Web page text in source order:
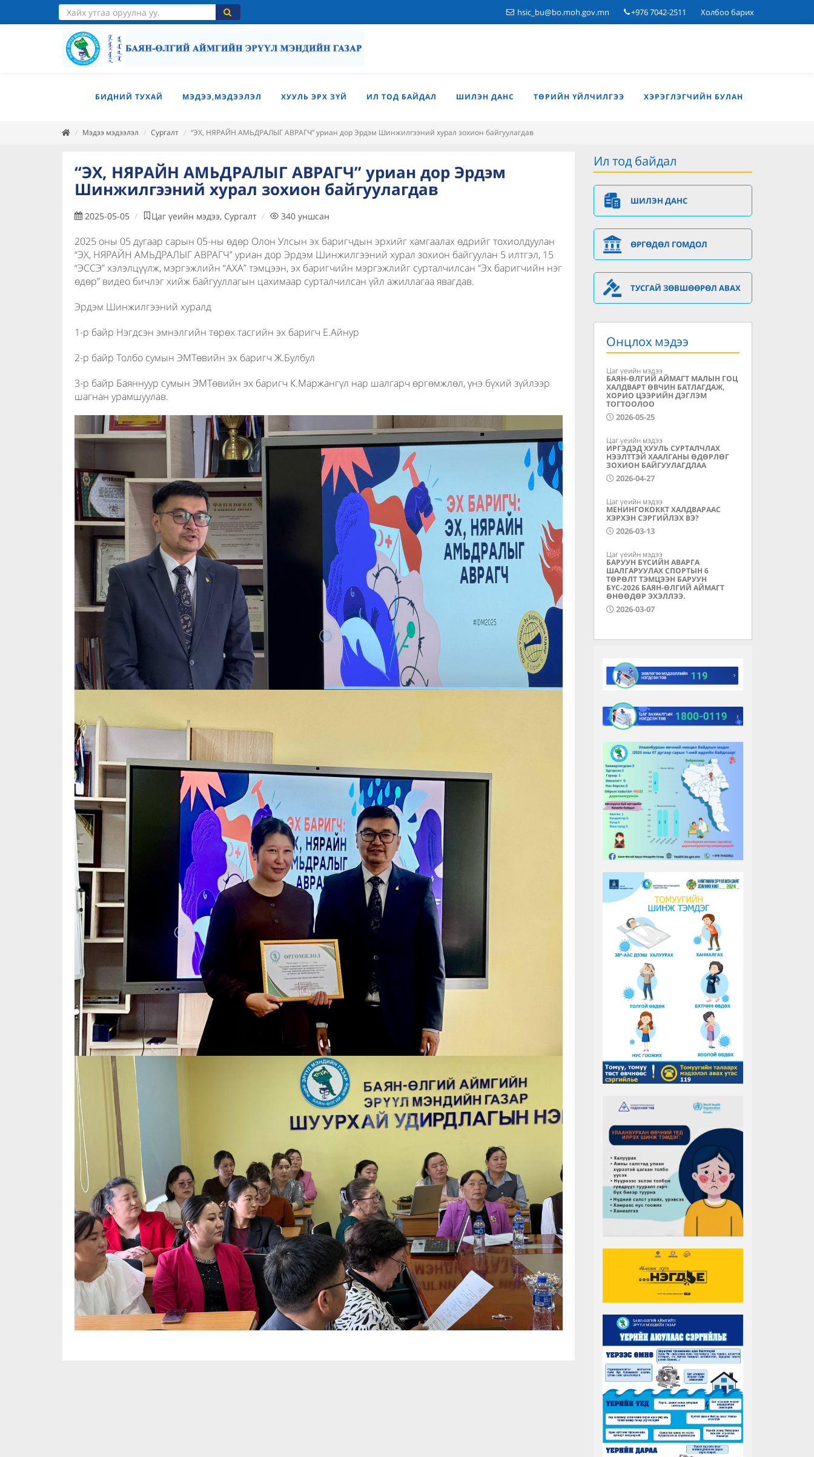
hsic_bu@bo.moh.gov.mn +976 7042-2511 Холбоо барих
БИДНИЙ ТУХАЙ МЭДЭЭ,МЭДЭЭЛЭЛ ХУУЛЬ ЭРХ ЗҮЙ ИЛ ТОД БАЙДАЛ ШИЛЭН ДАНС ТӨРИЙН ҮЙЛЧИЛГЭЭ ХЭРЭГЛЭГЧИЙН БУЛАН
Мэдээ мэдээлэл Сургалт “ЭХ, НЯРАЙН АМЬДРАЛЫГ АВРАГЧ” уриан дор Эрдэм Шинжилгээний хурал зохион байгуулагдав
“ЭХ, НЯРАЙН АМЬДРАЛЫГ АВРАГЧ” уриан дор Эрдэм
Шинжилгээний хурал зохион байгуулагдав
2025-05-05 Цаг үеийн мэдээ, Сургалт 340 уншсан
2025 оны 05 дугаар сарын 05-ны өдөр Олон Улсын эх баригчдын эрхийг хамгаалах өдрийг тохиолдуулан
“ЭХ, НЯРАЙН АМЬДРАЛЫГ АВРАГЧ” уриан дор Эрдэм Шинжилгээний хурал зохион байгуулан 5 илтгэл, 15
“ЭССЭ” хэлэлцүүлж, мэргэжлийн “АХА” тэмцээн, эх баригчийн мэргэжлийг сурталчилсан “Эх баригчийн нэг
өдөр” видео бичлэг хийж байгууллагын цахимаар сурталчилсан үйл ажиллагаа явагдав.
Эрдэм Шинжилгээний хуралд
1-р байр Нэгдсэн эмнэлгийн төрөх тасгийн эх баригч Е.Айнур
2-р байр Толбо сумын ЭМТөвийн эх баригч Ж.Булбул
3-р байр Баяннуур сумын ЭМТөвийн эх баригч К.Маржангүл нар шалгарч өргөмжлөл, үнэ бүхий зүйлээр
шагнан урамшуулав.
Ил тод байдал
ШИЛЭН ДАНС
ӨРГӨДӨЛ ГОМДОЛ
ТУСГАЙ ЗӨВШӨӨРӨЛ АВАХ
Онцлох мэдээ
Цаг үеийн мэдээ
БАЯН-ӨЛГИЙ АЙМАГТ МАЛЫН ГОЦ
ХАЛДВАРТ ӨВЧИН БАТЛАГДАЖ,
ХОРИО ЦЭЭРИЙН ДЭГЛЭМ
ТОГТООЛОО
2026-05-25
Цаг үеийн мэдээ
ИРГЭДЭД ХУУЛЬ СУРТАЛЧЛАХ
НЭЭЛТТЭЙ ХААЛГАНЫ ӨДӨРЛӨГ
ЗОХИОН БАЙГУУЛАГДЛАА
2026-04-27
Цаг үеийн мэдээ
МЕНИНГОКОККТ ХАЛДВАРААС
ХЭРХЭН СЭРГИЙЛЭХ ВЭ?
2026-03-13
Цаг үеийн мэдээ
БАРУУН БҮСИЙН АВАРГА
ШАЛГАРУУЛАХ СПОРТЫН 6
ТӨРӨЛТ ТЭМЦЭЭН БАРУУН
БҮС-2026 БАЯН-ӨЛГИЙ АЙМАГТ
ӨНӨӨДӨР ЭХЭЛЛЭЭ.
2026-03-07